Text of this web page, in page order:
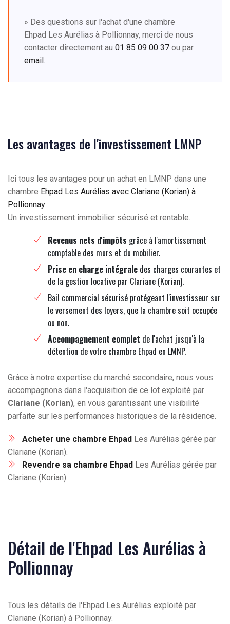
» Des questions sur l'achat d'une chambre
Ehpad Les Aurélias à Pollionnay, merci de nous
contacter directement au 01 85 09 00 37 ou par
email.
Les avantages de l'investissement LMNP
Ici tous les avantages pour un achat en LMNP dans une
chambre Ehpad Les Aurélias avec Clariane (Korian) à
Pollionnay :
Un investissement immobilier sécurisé et rentable.
Revenus nets d'impôts grâce à l'amortissement
comptable des murs et du mobilier.
Prise en charge intégrale des charges courantes et
de la gestion locative par Clariane (Korian).
Bail commercial sécurisé protégeant l'investisseur sur
le versement des loyers, que la chambre soit occupée
ou non.
Accompagnement complet de l'achat jusqu'à la
détention de votre chambre Ehpad en LMNP.
Grâce à notre expertise du marché secondaire, nous vous
accompagnons dans l'acquisition de ce lot exploité par
Clariane (Korian), en vous garantissant une visibilité
parfaite sur les performances historiques de la résidence.
Acheter une chambre Ehpad Les Aurélias gérée par
Clariane (Korian).
Revendre sa chambre Ehpad Les Aurélias gérée par
Clariane (Korian).
Détail de l'Ehpad Les Aurélias à
Pollionnay
Tous les détails de l'Ehpad Les Aurélias exploité par
Clariane (Korian) à Pollionnay.